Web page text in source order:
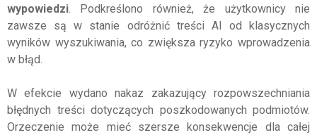
wypowiedzi. Podkreślono również, że użytkownicy nie
zawsze są w stanie odróżnić treści AI od klasycznych
wyników wyszukiwania, co zwiększa ryzyko wprowadzenia
w błąd.
W efekcie wydano nakaz zakazujący rozpowszechniania
błędnych treści dotyczących poszkodowanych podmiotów.
Orzeczenie może mieć szersze konsekwencje dla całej